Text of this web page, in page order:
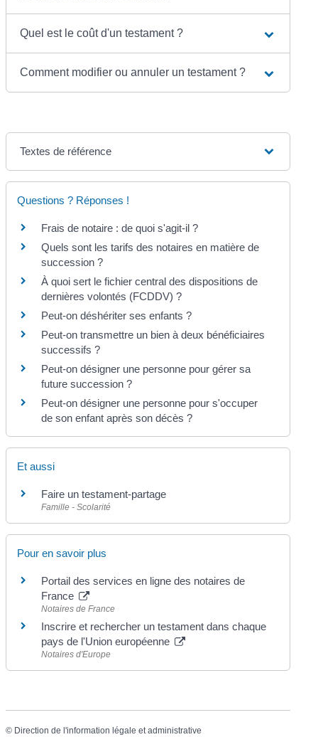
Quel est le coût d'un testament ?
Comment modifier ou annuler un testament ?
Textes de référence
Questions ? Réponses !
Frais de notaire : de quoi s'agit-il ?
Quels sont les tarifs des notaires en matière de
succession ?
À quoi sert le fichier central des dispositions de
dernières volontés (FCDDV) ?
Peut-on déshériter ses enfants ?
Peut-on transmettre un bien à deux bénéficiaires
successifs ?
Peut-on désigner une personne pour gérer sa
future succession ?
Peut-on désigner une personne pour s'occuper
de son enfant après son décès ?
Et aussi
Faire un testament-partage
Famille - Scolarité
Pour en savoir plus
Portail des services en ligne des notaires de
France
Notaires de France
Inscrire et rechercher un testament dans chaque
pays de l'Union européenne
Notaires d'Europe
© Direction de l'information légale et administrative